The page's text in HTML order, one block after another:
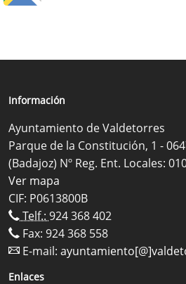
Información
Ayuntamiento de Valdetorres
Parque de la Constitución, 1 -
(Badajoz) Nº Reg. Ent. Locales:
Ver mapa
CIF: P0613800B
Telf.: 924 368 402
Fax: 924 368 558
E-mail:
Enlaces